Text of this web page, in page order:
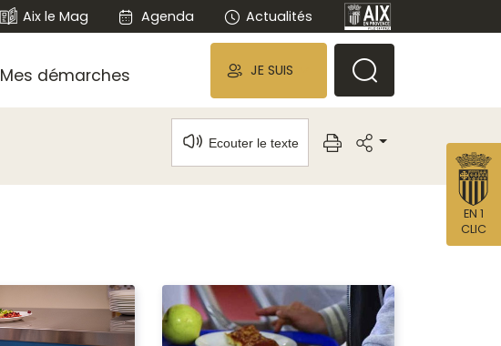
Aix le Mag Agenda Actualités
Mes démarches JE SUIS
Ecouter le texte
EN 1
CLIC